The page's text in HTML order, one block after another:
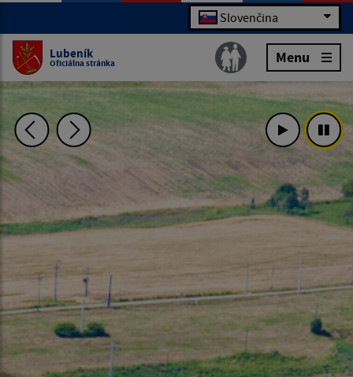
Slovenčina
Lubeník
Oficiálna stránka Menu